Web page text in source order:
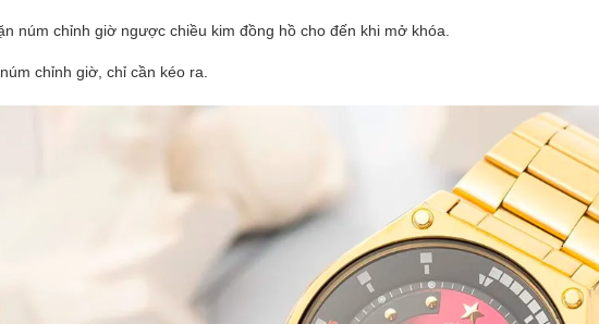
núm chỉnh giờ ngược chiều kim đồng hồ cho đến khi mở khóa.
chỉnh giờ, chỉ cần kéo ra.